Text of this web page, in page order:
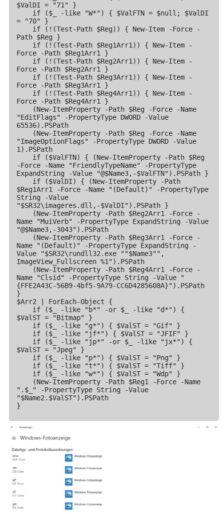
$ValDI = "71" }
= "70" }
Path $Reg }
Force -Path $Reg1Arr1 }
Force -Path $Reg2Arr1 }
Force -Path $Reg3Arr1 }
Force -Path $Reg4Arr1 }
"EditFlags" -PropertyType DWORD -Value
65536).PSPath
"ImageOptionFlags" -PropertyType DWORD -Value
1).PSPath
-Force -Name "FriendlyTypeName" -PropertyType
ExpandString -Value "@$Name3,-$ValFTN").PSPath }
$Reg1Arr1 -Force -Name "(Default)" -PropertyType
String -Value
"$SR32\imageres.dll,-$ValDI").PSPath }
Name "MuiVerb" -PropertyType ExpandString -Value
"@$Name3,-3043").PSPath
Name "(Default)" -PropertyType ExpandString -
Value "$SR32\rundll32.exe ""$Name3"",
ImageView_Fullscreen %1").PSPath
Name "Clsid" -PropertyType String -Value "
{FFE2A43C-56B9-4bf5-9A79-CC6D4285608A}").PSPath
}
$Arr2 | ForEach-Object {
$ValST = "Bitmap" }
$ValST = "Jpeg" }
".$_" -PropertyType String -Value
"$Name2.$ValST").PSPath
}